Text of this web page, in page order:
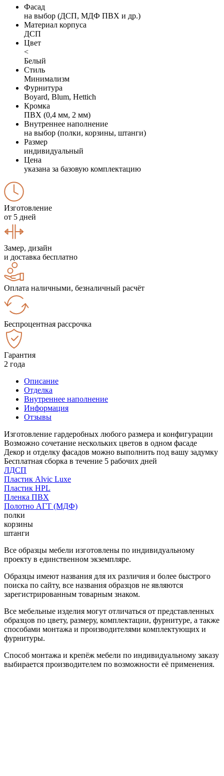
Фасад
на выбор (ДСП, МДФ ПВХ и др.)
Материал корпуса
ДСП
Цвет
<
Белый
Стиль
Минимализм
Фурнитура
Boyard, Blum, Hettich
Кромка
ПВХ (0,4 мм, 2 мм)
Внутреннее наполнение
на выбор (полки, корзины, штанги)
Размер
индивидуальный
Цена
указана за базовую комплектацию
Изготовление
от 5 дней
Замер, дизайн
и доставка бесплатно
Оплата наличными, безналичный расчёт
Беспроцентная рассрочка
Гарантия
2 года
Описание
Отделка
Внутреннее наполнение
Информация
Отзывы
Изготовление гардеробных любого размера и конфигурации
Возможно сочетание нескольких цветов в одном фасаде
Декор и отделку фасадов можно выполнить под вашу задумку
Бесплатная сборка в течение 5 рабочих дней
ЛДСП
Пластик Alvic Luxe
Пластик HPL
Пленка ПВХ
Полотно АГТ (МДФ)
полки
корзины
штанги
Все образцы мебели изготовлены по индивидуальному
проекту в единственном экземпляре.
Образцы имеют названия для их различия и более быстрого
поиска по сайту, все названия образцов не являются
зарегистрированным товарным знаком.
Все мебельные изделия могут отличаться от представленных
образцов по цвету, размеру, комплектации, фурнитуре, а также
способами монтажа и производителями комплектующих и
фурнитуры.
Способ монтажа и крепёж мебели по индивидуальному заказу
выбирается производителем по возможности её применения.